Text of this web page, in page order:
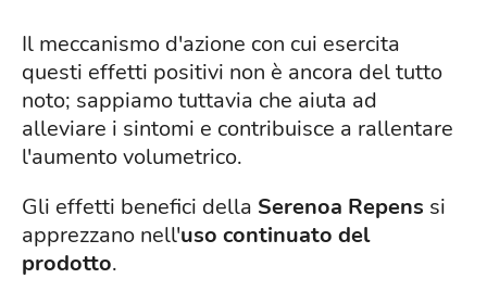
Il meccanismo d'azione con cui esercita
questi effetti positivi non è ancora del tutto
noto; sappiamo tuttavia che aiuta ad
alleviare i sintomi e contribuisce a rallentare
l'aumento volumetrico.
Gli effetti benefici della Serenoa Repens si
apprezzano nell'uso continuato del
prodotto.